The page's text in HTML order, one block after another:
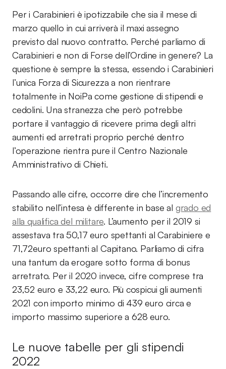
Per i Carabinieri è ipotizzabile che sia il mese di
marzo quello in cui arriverà il maxi assegno
previsto dal nuovo contratto. Perché parliamo di
Carabinieri e non di Forse dell’Ordine in genere? La
questione è sempre la stessa, essendo i Carabinieri
l’unica Forza di Sicurezza a non rientrare
totalmente in NoiPa come gestione di stipendi e
cedolini. Una stranezza che però potrebbe
portare il vantaggio di ricevere prima degli altri
aumenti ed arretrati proprio perché dentro
l’operazione rientra pure il Centro Nazionale
Amministrativo di Chieti.
Passando alle cifre, occorre dire che l’incremento
stabilito nell’intesa è differente in base al grado ed
alla qualifica del militare. L’aumento per il 2019 si
assestava tra 50,17 euro spettanti al Carabiniere e
71,72euro spettanti al Capitano. Parliamo di cifra
una tantum da erogare sotto forma di bonus
arretrato. Per il 2020 invece, cifre comprese tra
23,52 euro e 33,22 euro. Più cospicui gli aumenti
2021 con importo minimo di 439 euro circa e
importo massimo superiore a 628 euro.
Le nuove tabelle per gli stipendi
2022